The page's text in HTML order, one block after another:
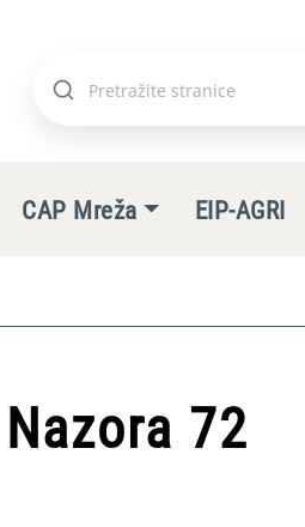
Pretraži
CAP Mreža EIP-AGRI
72